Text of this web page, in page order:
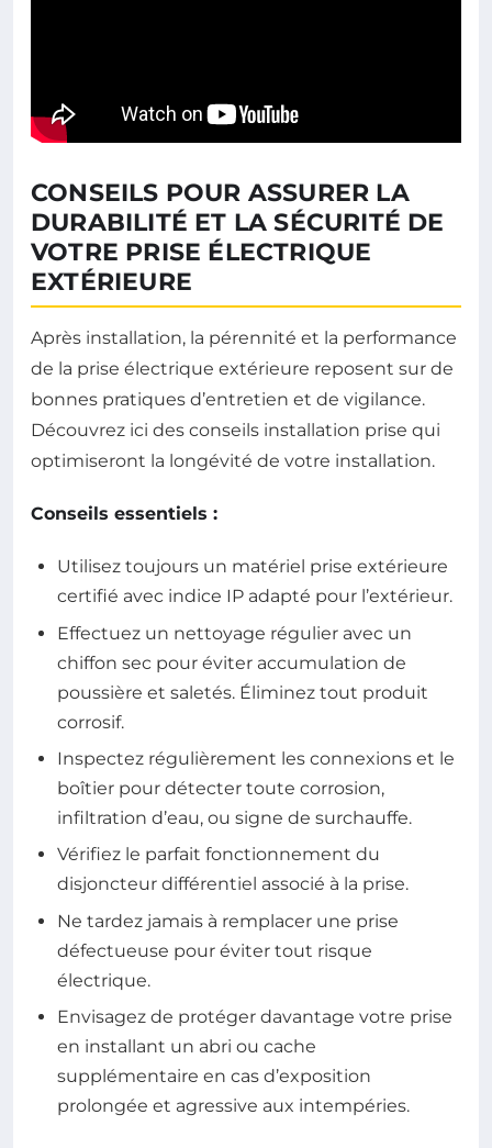
CONSEILS POUR ASSURER LA
DURABILITÉ ET LA SÉCURITÉ DE
VOTRE PRISE ÉLECTRIQUE
EXTÉRIEURE
Après installation, la pérennité et la performance
de la prise électrique extérieure reposent sur de
bonnes pratiques d’entretien et de vigilance.
Découvrez ici des conseils installation prise qui
optimiseront la longévité de votre installation.
Conseils essentiels :
Utilisez toujours un matériel prise extérieure
certifié avec indice IP adapté pour l’extérieur.
Effectuez un nettoyage régulier avec un
chiffon sec pour éviter accumulation de
poussière et saletés. Éliminez tout produit
corrosif.
Inspectez régulièrement les connexions et le
boîtier pour détecter toute corrosion,
infiltration d’eau, ou signe de surchauffe.
Vérifiez le parfait fonctionnement du
disjoncteur différentiel associé à la prise.
Ne tardez jamais à remplacer une prise
défectueuse pour éviter tout risque
électrique.
Envisagez de protéger davantage votre prise
en installant un abri ou cache
supplémentaire en cas d’exposition
prolongée et agressive aux intempéries.